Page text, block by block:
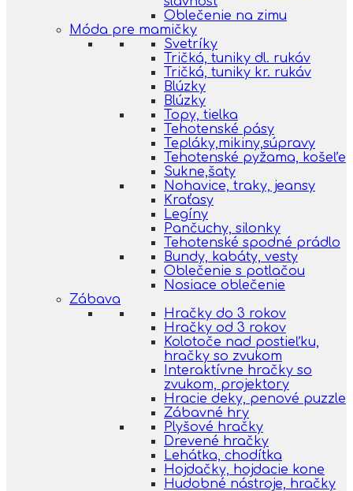
Oblečenie na zimu
Móda pre mamičky
Svetríky
Tričká, tuniky dl. rukáv
Tričká, tuniky kr. rukáv
Blúzky
Blúzky
Topy, tielka
Tehotenské pásy
Tepláky,mikiny,súpravy
Tehotenské pyžama, košeľe
Sukne,šaty
Nohavice, traky, jeansy
Kraťasy
Legíny
Pančuchy, silonky
Tehotenské spodné prádlo
Bundy, kabáty, vesty
Oblečenie s potlačou
Nosiace oblečenie
Zábava
Hračky do 3 rokov
Hračky od 3 rokov
Kolotoče nad postieľku,
hračky so zvukom
Interaktívne hračky so
zvukom, projektory
Hracie deky, penové puzzle
Zábavné hry
Plyšové hračky
Drevené hračky
Lehátka, chodítka
Hojdačky, hojdacie kone
Hudobné nástroje, hračky